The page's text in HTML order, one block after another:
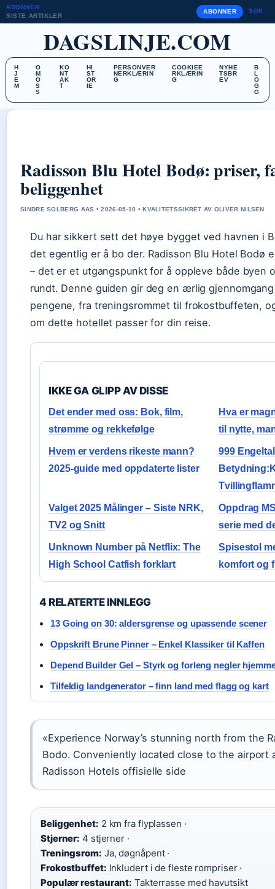
ABONNER
SISTE ARTIKLER
ABONNER SOK
DAGSLINJE.COM
H
J
E
M
O
M
O
S
S
KO
NT
AK
T
HI
ST
OR
IE
PERSONVER
NERKLÆRIN
G
COOKIEE
RKLÆRIN
G
NYHE
TSBR
EV
B
L
O
G
G
Radisson Blu Hotel Bodø: priser,
beliggenhet
SINDRE SOLBERG AAS • 2026-05-10 • KVALITETSSIKRET AV OLIVER NILSEN
Du har sikkert sett det høye bygget ved havnen i
det egentlig er å bo der. Radisson Blu Hotel Bodø
– det er et utgangspunkt for å oppleve både byen
rundt. Denne guiden gir deg en ærlig
pengene, fra treningsrommet til frokostbuffeten,
om dette hotellet passer for din reise.
IKKE GA GLIPP AV DISSE
Det ender med oss: Bok, film,
strømme og rekkefølge
Hva er
til nytte,
Hvem er verdens rikeste mann?
2025-guide med oppdaterte lister
999
Valget 2025 Målinger – Siste NRK,
TV2 og Snitt
Oppdrag
serie med
Unknown Number på Netflix: The
High School Catfish forklart
Spisestol
komfort og
4 RELATERTE INNLEGG
13 Going on 30: aldersgrense og upassende scener
Oppskrift Brune Pinner – Enkel Klassiker til Kaffen
Depend Builder Gel – Styrk og forleng negler
Tilfeldig landgenerator – finn land med flagg og kart
«Experience Norway’s stunning north from the
Bodo. Conveniently located close to the airport
Radisson Hotels offisielle side
Beliggenhet: 2 km fra flyplassen ·
Stjerner: 4 stjerner ·
Treningsrom: Ja, døgnåpent ·
Frokostbuffet: Inkludert i de fleste rompriser ·
Populær restaurant: Takterrasse med havutsikt